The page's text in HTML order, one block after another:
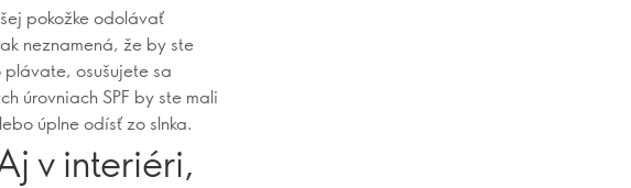
pokožke odolávať
neznamená, že by ste
osušujete sa
úrovniach SPF by ste mali
úplne odísť zo slnka.
v interiéri,